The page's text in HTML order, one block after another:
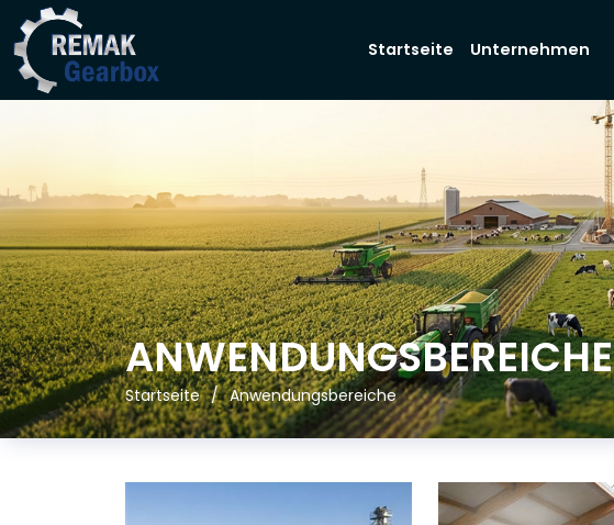
Startseite Unternehmen
ANWENDUNGSBEREICHE
Startseite Anwendungsbereiche